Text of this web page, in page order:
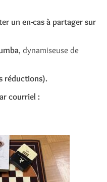
un en-cas à partager sur
, dynamiseuse de
réductions).
courriel :